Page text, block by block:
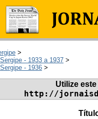
>
- 1933 a 1937 >
- 1936 >
Utilize
http://